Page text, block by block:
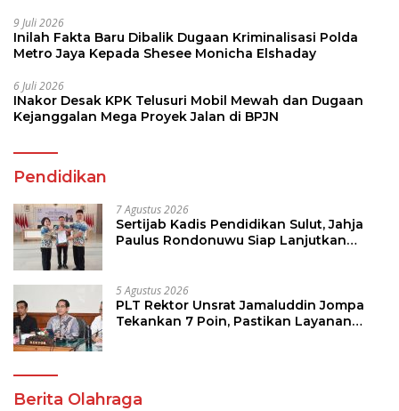
9 Juli 2026
Inilah Fakta Baru Dibalik Dugaan Kriminalisasi Polda
Metro Jaya Kepada Shesee Monicha Elshaday
6 Juli 2026
INakor Desak KPK Telusuri Mobil Mewah dan Dugaan
Kejanggalan Mega Proyek Jalan di BPJN
Pendidikan
7 Agustus 2026
Sertijab Kadis Pendidikan Sulut, Jahja
Paulus Rondonuwu Siap Lanjutkan
5 Agustus 2026
PLT Rektor Unsrat Jamaluddin Jompa
Tekankan 7 Poin, Pastikan Layanan
Berita Olahraga